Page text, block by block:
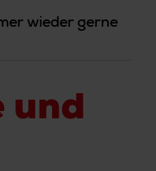
wieder gerne
und